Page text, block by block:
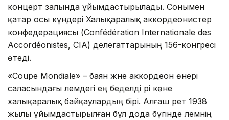
концерт залында ұйымдастырылады. Сонымен
қатар осы күндері Халықаралық аккордеонистер
конфедерациясы (Confédération Internationale des
Accordéonistes, CIA) делегаттарының 156-конгресі
өтеді.
«Coupe Mondiale» – баян және аккордеон өнері
саласындағы әлемдегі ең беделді әрі көне
халықаралық байқаулардың бірі. Алғаш рет 1938
жылы ұйымдастырылған бұл дода бүгінде әлемнің